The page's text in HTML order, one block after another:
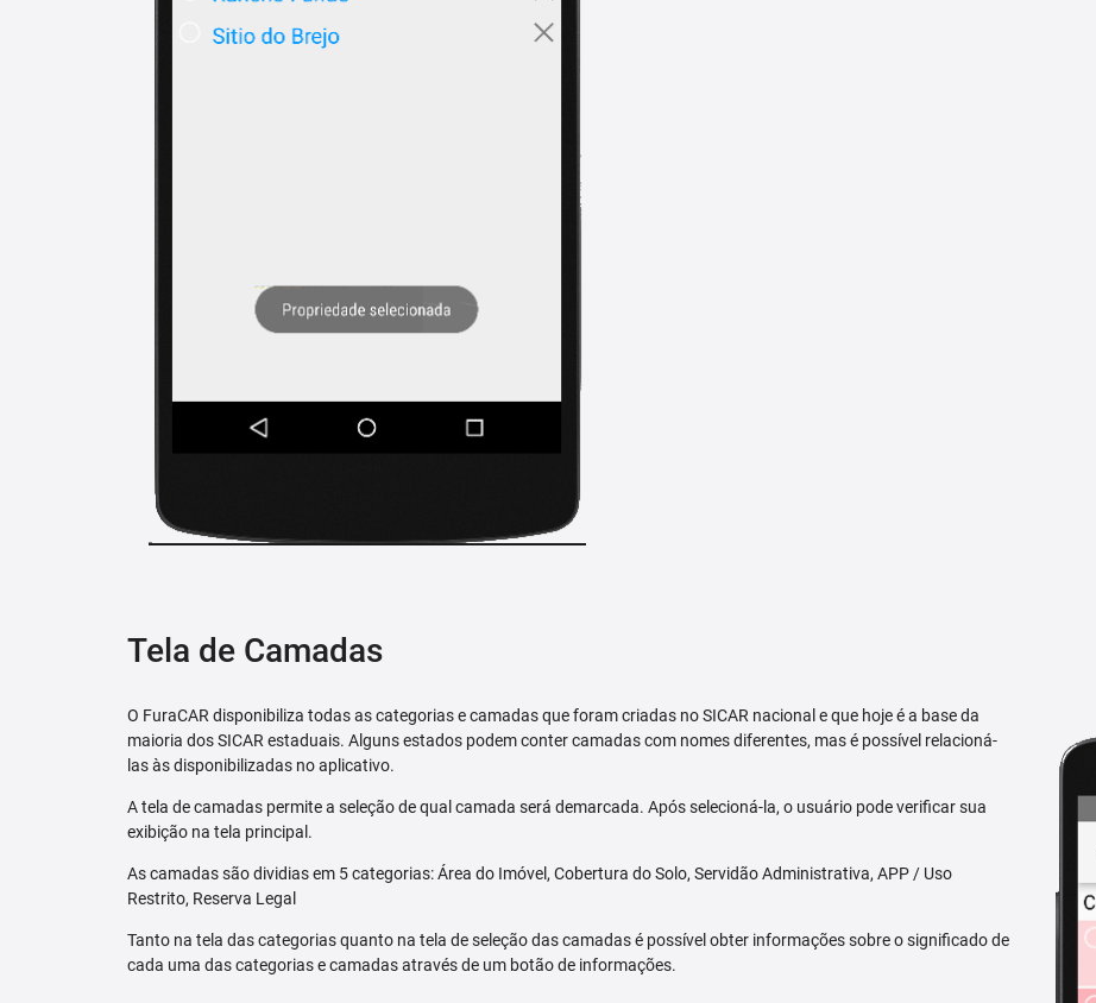
Tela de Camadas
O FuraCAR disponibiliza todas as categorias e camadas que foram criadas no SICAR nacional e que hoje é a base da
maioria dos SICAR estaduais. Alguns estados podem conter camadas com nomes diferentes, mas é possível relacioná-
las às disponibilizadas no aplicativo.
A tela de camadas permite a seleção de qual camada será demarcada. Após selecioná-la, o usuário pode verificar sua
exibição na tela principal.
As camadas são dividias em 5 categorias: Área do Imóvel, Cobertura do Solo, Servidão Administrativa, APP / Uso
Restrito, Reserva Legal
Tanto na tela das categorias quanto na tela de seleção das camadas é possível obter informações sobre o significado de
cada uma das categorias e camadas através de um botão de informações.